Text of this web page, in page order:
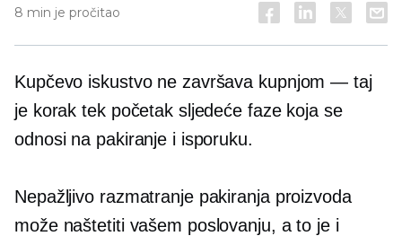
8 min je pročitao
Kupčevo iskustvo ne završava kupnjom — taj
je korak tek početak sljedeće faze koja se
odnosi na pakiranje i isporuku.
Nepažljivo razmatranje pakiranja proizvoda
može naštetiti vašem poslovanju, a to je i